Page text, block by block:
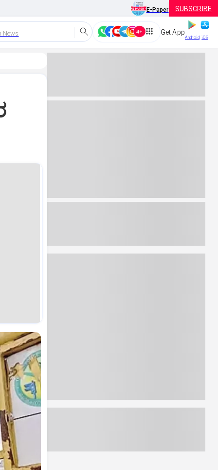
E-Paper SUBSCRIBE
News Get App
Android iOS